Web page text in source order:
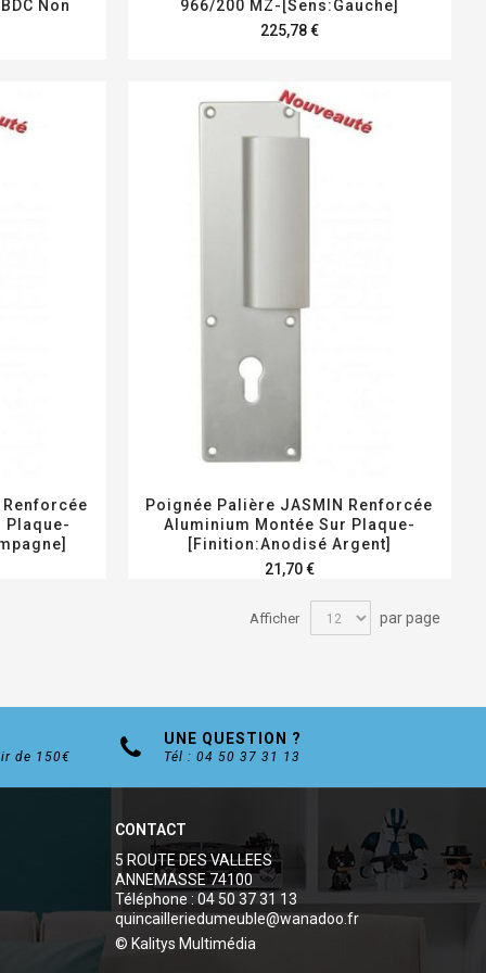
Non
966/200 MZ-[Sens:Gauche]
225,78 €
Plaque-
Poignée Palière JASMIN Renforcée
Aluminium Montée Sur Plaque-
[Finition:Anodisé Argent]
21,70 €
Afficher par page
de 150€
UNE QUESTION ?
Tél : 04 50 37 31 13
CONTACT
5 ROUTE DES VALLEES
ANNEMASSE 74100
Téléphone : 04 50 37 31 13
quincailleriedumeuble@wanadoo.fr
© Kalitys Multimédia